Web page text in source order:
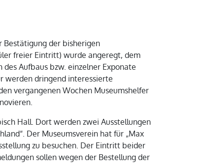
Bestätigung der bisherigen
freier Eintritt) wurde angeregt, dem
Aufbaus bzw. einzelner Exponate
werden dringend interessierte
vergangenen Wochen Museumshelfer
Hall. Dort werden zwei Ausstellungen
Der Museumsverein hat für „Max
zu besuchen. Der Eintritt beider
sollen wegen der Bestellung der